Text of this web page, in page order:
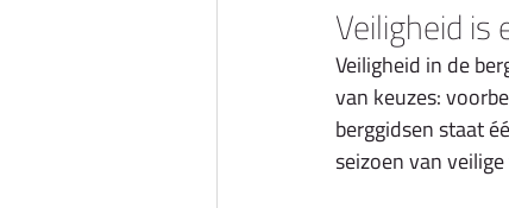
Veiligheid
Veiligheid in de
van keuzes:
berggidsen staat
seizoen van